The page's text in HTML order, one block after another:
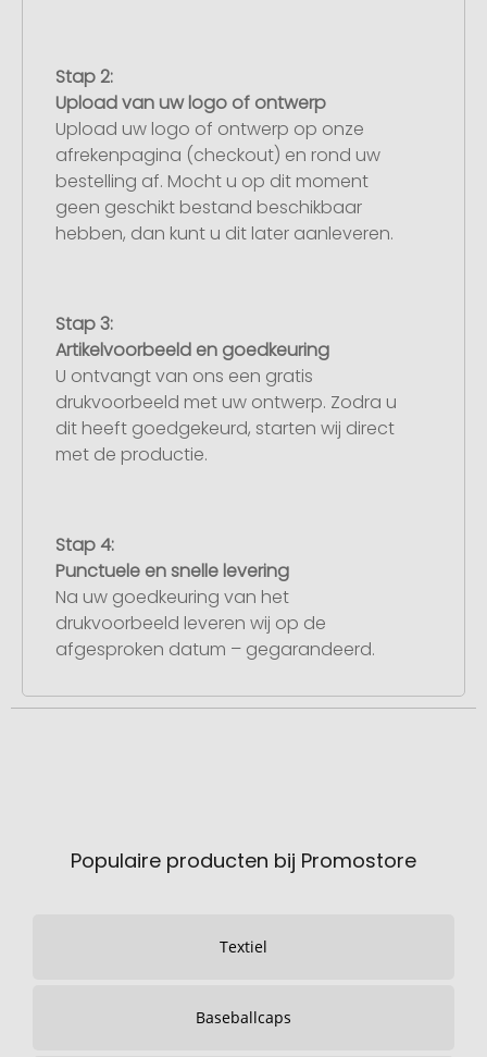
Stap 2:
Upload van uw logo of ontwerp
Upload uw logo of ontwerp op onze
afrekenpagina (checkout) en rond uw
bestelling af. Mocht u op dit moment
geen geschikt bestand beschikbaar
hebben, dan kunt u dit later aanleveren.
Stap 3:
Artikelvoorbeeld en goedkeuring
U ontvangt van ons een gratis
drukvoorbeeld met uw ontwerp. Zodra u
dit heeft goedgekeurd, starten wij direct
met de productie.
Stap 4:
Punctuele en snelle levering
Na uw goedkeuring van het
drukvoorbeeld leveren wij op de
afgesproken datum – gegarandeerd.
Populaire producten bij Promostore
Textiel
Baseballcaps